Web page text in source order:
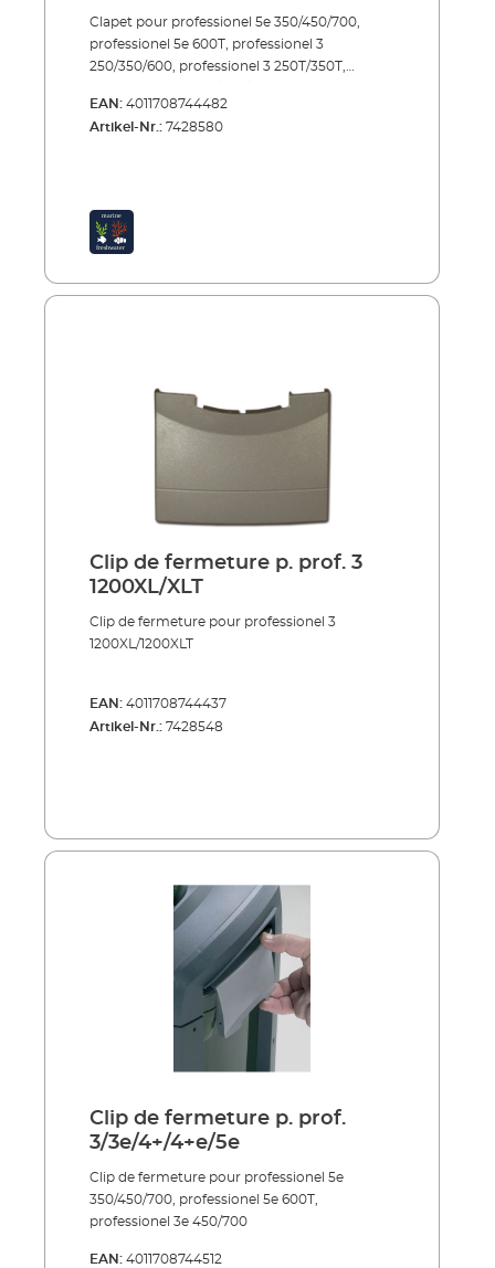
Clapet pour professionel 5e 350/450/700,
professionel 5e 600T, professionel 3
250/350/600, professionel 3 250T/350T,
600T, professionel3 1200Xl/1200XLT,
professionel 4+ 250/350/600, professionel 4+
EAN: 4011708744482
Artikel-Nr.: 7428580
Clip de fermeture p. prof. 3
1200XL/XLT
Clip de fermeture pour professionel 3
1200XL/1200XLT
EAN: 4011708744437
Artikel-Nr.: 7428548
Clip de fermeture p. prof.
3/3e/4+/4+e/5e
Clip de fermeture pour professionel 5e
350/450/700, professionel 5e 600T,
professionel 3e 450/700
EAN: 4011708744512